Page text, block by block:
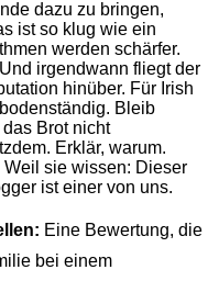
dazu zu bringen,
ist so klug wie ein
werden schärfer.
irgendwann fliegt der
hinüber. Für Irish
Bleib
Brot nicht
Erklär, warum.
sie wissen: Dieser
ist einer von uns.
Eine Bewertung, die
bei einem